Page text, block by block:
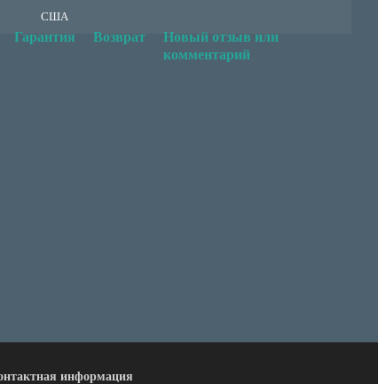
США
Гарантия Возврат
Новый отзыв или
комментарий
информация